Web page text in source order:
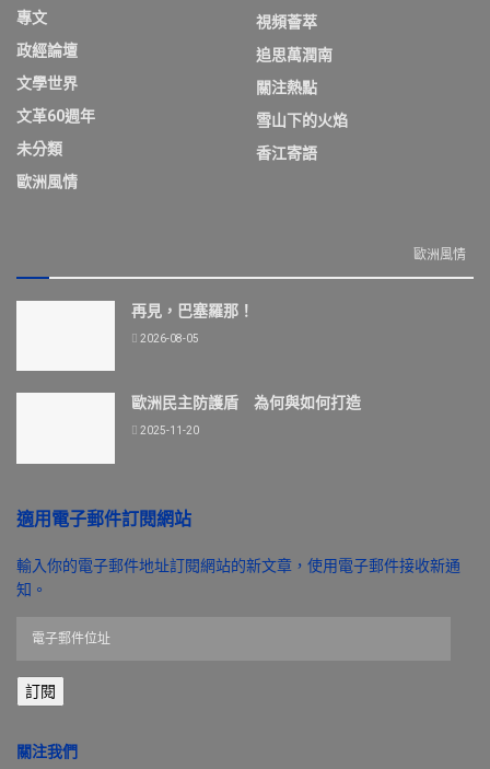
專文
政經論壇
文學世界
文革60週年
未分類
歐洲風情
視頻薈萃
追思萬潤南
關注熱點
雪山下的火焰
香江寄語
歐洲風情
再見，巴塞羅那！
2026-08-05
歐洲民主防護盾 為何與如何打造
2025-11-20
適用電子郵件訂閱網站
輸入你的電子郵件地址訂閱網站的新文章，使用電子郵件接收新通
知。
郵
件
址
訂閱
關注我們